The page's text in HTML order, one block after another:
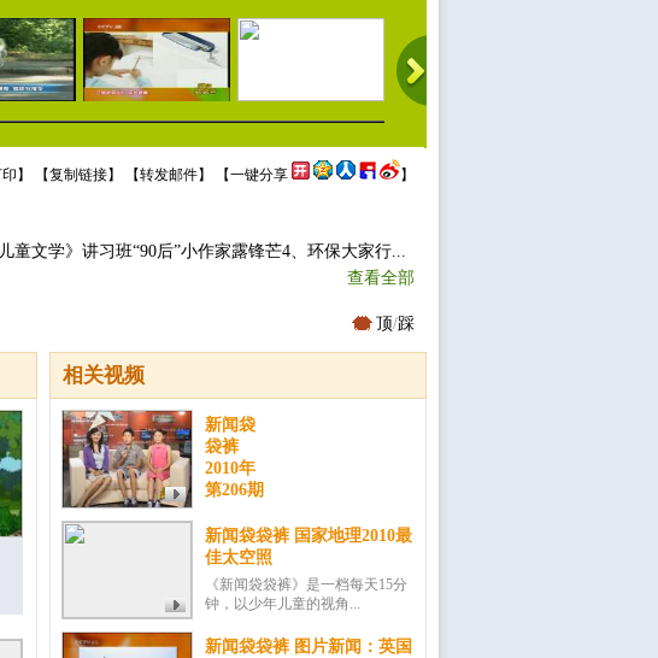
】 【复制链接】 【转发邮件】 【一键分享 】
文学》讲习班“90后”小作家露锋芒4、环保大家行...
查看全部
顶/踩
相关视频
新闻袋
袋裤
2010年
第206期
新闻袋袋裤 国家地理2010最
佳太空照
《新闻袋袋裤》是一档每天15分
钟，以少年儿童的视角...
新闻袋袋裤 图片新闻：英国